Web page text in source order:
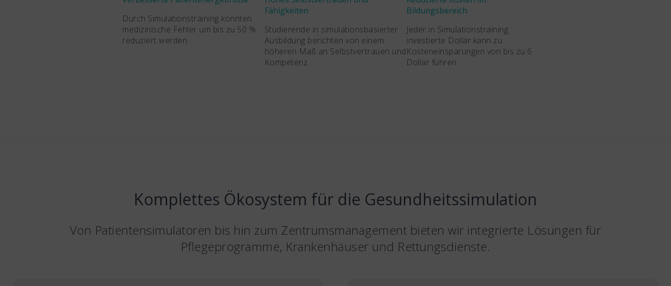
Durch Simulationstraining konnten
medizinische Fehler um bis zu 50 %
reduziert werden.
Fähigkeiten
Studierende in simulationsbasierter
Ausbildung berichten von einem
höheren Maß an Selbstvertrauen und
Kompetenz.
Bildungsbereich
Jeder in Simulationstraining
investierte Dollar kann zu
Kosteneinsparungen von bis zu 6
Dollar führen.
Komplettes Ökosystem für die Gesundheitssimulation
Von Patientensimulatoren bis hin zum Zentrumsmanagement bieten wir integrierte Lösungen für
Pflegeprogramme, Krankenhäuser und Rettungsdienste.